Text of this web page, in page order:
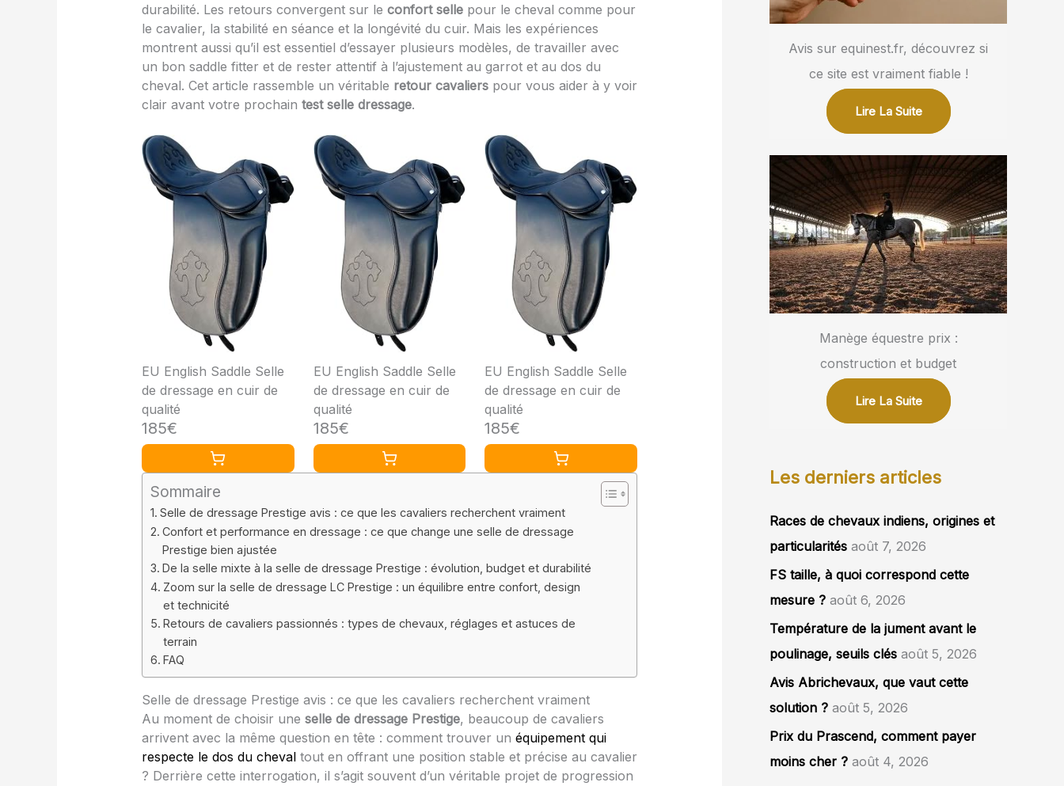
durabilité. Les retours convergent sur le confort sellepour le cheval comme pour
le cavalier, la stabilité en séance et la longévité du cuir. Mais les expériences
montrent aussi qu’il est essentiel d’essayer plusieurs modèles, de travailler avec
un bon saddle fitter et de rester attentif à l’ajustement au garrot et au dos du
cheval. Cet article rassemble un véritable retour cavalierspour vous aider à y voir
clair avant votre prochain test selle dressage.
EU English Saddle Selle
de dressage en cuir de
qualité
185€
EU English Saddle Selle
de dressage en cuir de
qualité
185€
EU English Saddle Selle
de dressage en cuir de
qualité
185€
Sommaire
Selle de dressage Prestige avis : ce que les cavaliers recherchent vraiment
Confort et performance en dressage : ce que change une selle de dressage
Prestige bien ajustée
De la selle mixte à la selle de dressage Prestige : évolution, budget et durabilité
Zoom sur la selle de dressage LC Prestige : un équilibre entre confort, design
et technicité
Retours de cavaliers passionnés : types de chevaux, réglages et astuces de
terrain
FAQ
Selle de dressage Prestige avis : ce que les cavaliers recherchent vraiment
Au moment de choisir une selle de dressage Prestige, beaucoup de cavaliers
arrivent avec la même question en tête : comment trouver un équipement qui
respecte le dos du chevaltout en offrant une position stable et précise au cavalier
? Derrière cette interrogation, il s’agit souvent d’un véritable projet de progression
Avis sur equinest.fr, découvrez si
ce site est vraiment fiable !
Lire La Suite
Manège équestre prix :
construction et budget
Lire La Suite
Les derniers articles
Races de chevaux indiens, origines et
particularités août 7, 2026
FS taille, à quoi correspond cette
mesure ? août 6, 2026
Température de la jument avant le
poulinage, seuils clés août 5, 2026
Avis Abrichevaux, que vaut cette
solution ? août 5, 2026
Prix du Prascend, comment payer
moins cher ? août 4, 2026